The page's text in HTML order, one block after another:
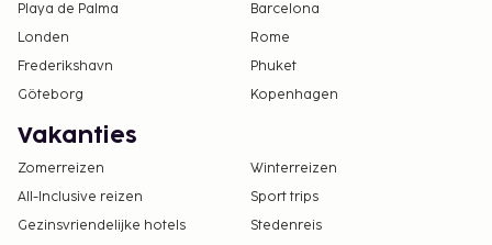
Playa de Palma
Barcelona
Londen
Rome
Frederikshavn
Phuket
Göteborg
Kopenhagen
Vakanties
Zomerreizen
Winterreizen
All-Inclusive reizen
Sport trips
Gezinsvriendelijke hotels
Stedenreis